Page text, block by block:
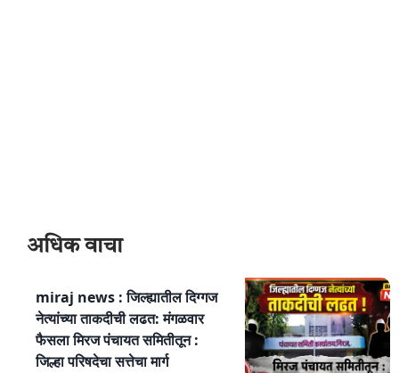
अधिक वाचा
miraj news : जिल्ह्यातील दिग्गज
नेत्यांच्या ताकदीची लढत: मंगळवार
फैसला मिरज पंचायत समितीतून :
जिल्हा परिषदेचा सत्तेचा मार्ग